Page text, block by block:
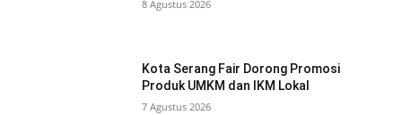
8 Agustus 2026
Kota Serang Fair Dorong Promosi
Produk UMKM dan IKM Lokal
7 Agustus 2026